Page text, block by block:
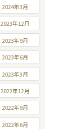
2024年3月
2023年12月
2023年9月
2023年6月
2023年3月
2022年12月
2022年9月
2022年6月